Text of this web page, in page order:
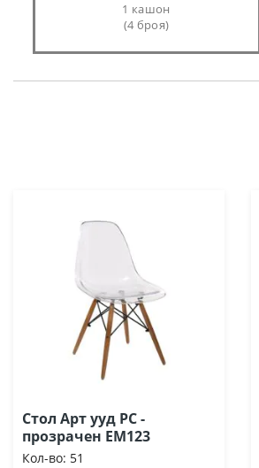
1 кашон
(4 броя)
Стол Арт ууд РС -
прозрачен ΕΜ123
Кол-во: 51